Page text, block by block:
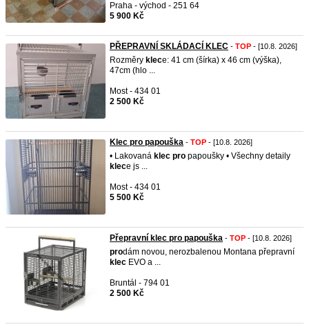
Praha - východ - 251 64
5 900 Kč
PŘEPRAVNÍ SKLÁDACÍ KLEC - TOP - [10.8. 2026]
Rozměry klece: 41 cm (šírka) x 46 cm (výška),
47cm (hlo ...
Most - 434 01
2 500 Kč
Klec pro papouška - TOP - [10.8. 2026]
• Lakovaná klec pro papoušky • Všechny detaily
klece js ...
Most - 434 01
5 500 Kč
Přepravní klec pro papouška - TOP - [10.8. 2026]
prodám novou, nerozbalenou Montana přepravní
klec EVO a ...
Bruntál - 794 01
2 500 Kč